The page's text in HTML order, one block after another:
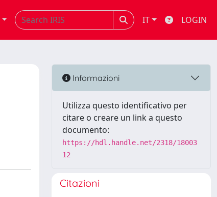
IT LOGIN
Informazioni
Utilizza questo identificativo per
citare o creare un link a questo
documento:
https://hdl.handle.net/2318/18003
12
Citazioni